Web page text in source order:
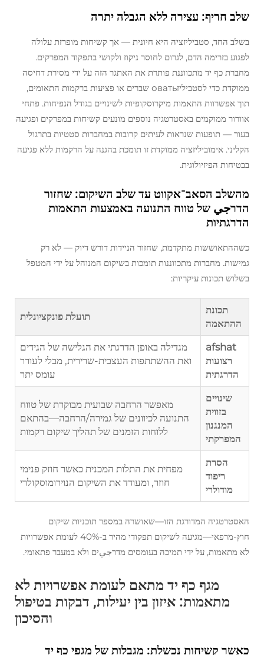
שלב חריף: עצירה ללא הגבלה יתרה
בשלב החד, סטביליזציה היא חיונית — אך קשיחות מופרזת עלולה
לפגוע בזרימה הדם, לגרום לחוסר ניקוז ולקושי בתפקוד המפרקים.
מחברת כף יד מתכווננת פותרת את האתגר הזה על ידי מסירת דחיסה
ממוקדת כדי לסטביליזовать שברים או פציעות ברקמות התאומים,
תוך אפשרוות התאמות מיקרוסקופיות לשינויים בגודל הנפיחות. פתחי
אוורור ממוקמים באסטרטגיה נוספים מונעים קשיחות במפרקים ופגיעה
בעור — תופעות שנראות לעיתים קרובות במחברות סטטיות בתרגול
הקליני. אימוביליזציה ממוקדת זו תומכת בהגנה על הרקמות ללא פגיעה
בבטיחות הפיזיולוגית.
מהשלב הסאב־אקווט עד שלב השיקום: שחזור
הדרجي של טווח התנועה באמצעות התאמות
הדרגתיות
כשההתאוששות מתקדמת, שחזור הניידות דורש דיוק — לא רק
גמישות. מחברות מתכווננות תומכות בשיקום המנוהל על ידי המטפל
בשלוש תכונות עיקריות:
תכונת
ההתאמה
תועלת פונקציונלית
afshat
רצועות
הדרגתית
מגדילה באופן הדרגתי את הגלישה של הגידים
ואת ההשתתפות העצבית-שרירית, מבלי לעורר
עומס יתר
שינויים
בזווית
המנגנון
המפרקתי
מאפשר הרחבה שבועית מבוקרת של טווח
התנועה לכיוונים של גמירה/הרחבה—בהתאם
ללוחות הזמנים של תהליך שיקום רקמות
הסרת
ריפוד
מודולרי
מפחית את התלות המכנית כאשר חוזק פנימי
חוזר, ומעודד את השיקום הנוירומוסקולרי
האסטרטגיה המדורגת הזו—שאושרה במספר תוכניות שיקום
חוץ-מרפאי—מגיעה לשיקום תפקודי מהיר ב-40% לעומת אפשרויות
לא מתאמות, על ידי תמיכה בעומסים מדרجيים ולא במעבר פתאומי.
מגף כף יד מתאם לעומת אפשרויות לא
מתאמות: איזון בין יעילות, דבקות בטיפול
והסיכון
כאשר קשיחות נכשלת: מגבלות של מגפי כף יד